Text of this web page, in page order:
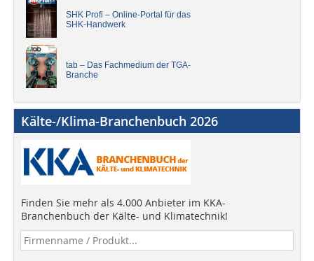
SHK Profi – Online-Portal für das
SHK-Handwerk
tab – Das Fachmedium der TGA-
Branche
Kälte-/Klima-Branchenbuch 2026
Finden Sie mehr als 4.000 Anbieter im KKA-
Branchenbuch der Kälte- und Klimatechnik!